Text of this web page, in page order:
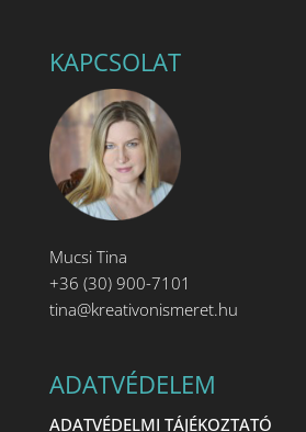
KAPCSOLAT
Mucsi Tina
+36 (30) 900-7101
tina@kreativonismeret.hu
ADATVÉDELEM
ADATVÉDELMI TÁJÉKOZTATÓ